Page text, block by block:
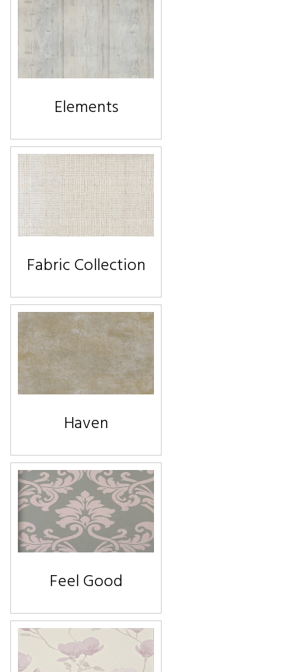
Elements
Fabric Collection
Haven
Feel Good